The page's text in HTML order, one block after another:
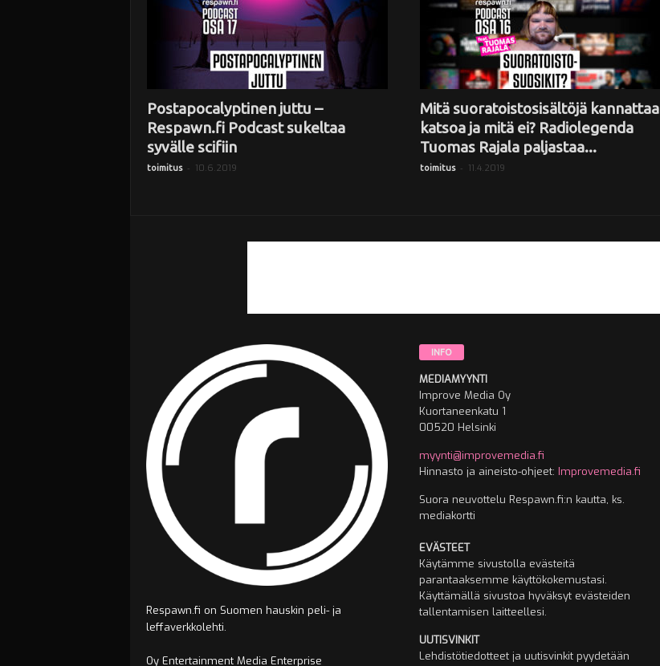
Postapocalyptinen juttu –
Respawn.fi Podcast sukeltaa
syvälle scifiin
toimitus - 10.6.2019
Mitä suoratoistosisältöjä kannattaa
katsoa ja mitä ei? Radiolegenda
Tuomas Rajala paljastaa...
toimitus - 11.4.2019
Respawn.fi on Suomen hauskin peli- ja
leffaverkkolehti.
Oy Entertainment Media Enterprise
INFO
MEDIAMYYNTI
Improve Media Oy
Kuortaneenkatu 1
00520 Helsinki
myynti@improvemedia.fi
Hinnasto ja aineisto-ohjeet: Improvemedia.fi
Suora neuvottelu Respawn.fi:n kautta, ks.
mediakortti
EVÄSTEET
Käytämme sivustolla evästeitä
parantaaksemme käyttökokemustasi.
Käyttämällä sivustoa hyväksyt evästeiden
tallentamisen laitteellesi.
UUTISVINKIT
Lehdistötiedotteet ja uutisvinkit pyydetään